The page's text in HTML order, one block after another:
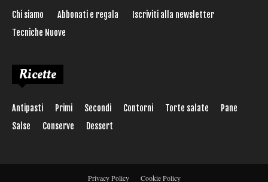
Chi siamo Abbonati e regala
Iscriviti alla newsletter
Tecniche Nuove
Ricette
Antipasti Primi Secondi Contorni Torte salate
Pane
Salse
Conserve Dessert
Privacy Policy Cookie Policy